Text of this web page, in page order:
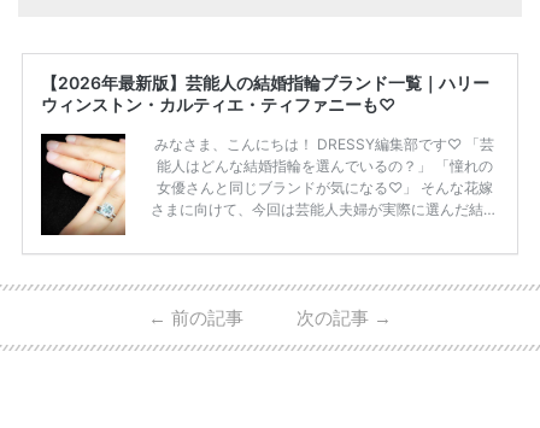
【2026年最新版】芸能人の結婚指輪ブランド一覧｜ハリー
ウィンストン・カルティエ・ティファニーも♡
みなさま、こんにちは！ DRESSY編集部です♡ 「芸
能人はどんな結婚指輪を選んでいるの？」 「憧れの
女優さんと同じブランドが気になる♡」 そんな花嫁
さまに向けて、今回は芸能人夫婦が実際に選んだ結婚
ーウィンストンやカルティエ、ティファニーなど世界
日本で人気のブランドまで幅広くご紹介。 さらに、
・愛用している芸能人夫婦 ・リングの特徴や魅力 ・
← 前の記事 次の記事 →